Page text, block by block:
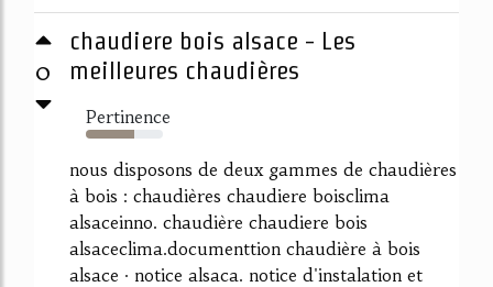
0
chaudiere bois alsace - Les
meilleures chaudières
Pertinence
63%
nous disposons de deux gammes de chaudières
à bois : chaudières chaudiere boisclima
alsaceinno. chaudière chaudiere bois
alsaceclima.documenttion chaudière à bois
alsace · notice alsaca. notice d'instalation et